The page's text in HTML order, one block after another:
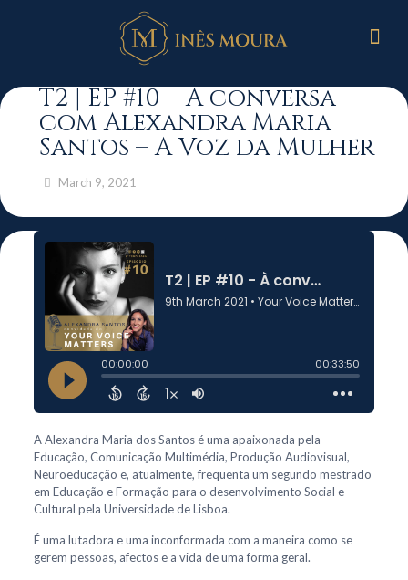
T2 | EP #10 – À conversa
com Alexandra Maria
Santos – A Voz da Mulher
March 9, 2021
A Alexandra Maria dos Santos é uma apaixonada pela
Educação, Comunicação Multimédia, Produção Audiovisual,
Neuroeducação e, atualmente, frequenta um segundo mestrado
em Educação e Formação para o desenvolvimento Social e
Cultural pela Universidade de Lisboa.
É uma lutadora e uma inconformada com a maneira como se
gerem pessoas, afectos e a vida de uma forma geral.